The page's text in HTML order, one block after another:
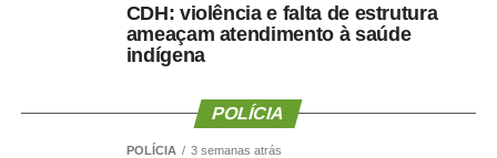
COMENTE ABAIXO:
WhatsApp
Facebook
Twitter
Messenger
LinkedIn
Share
CDH: violência e falta de estrutura
ameaçam atendimento à saúde
indígena
POLÍCIA
POLÍCIA 3 semanas atrás